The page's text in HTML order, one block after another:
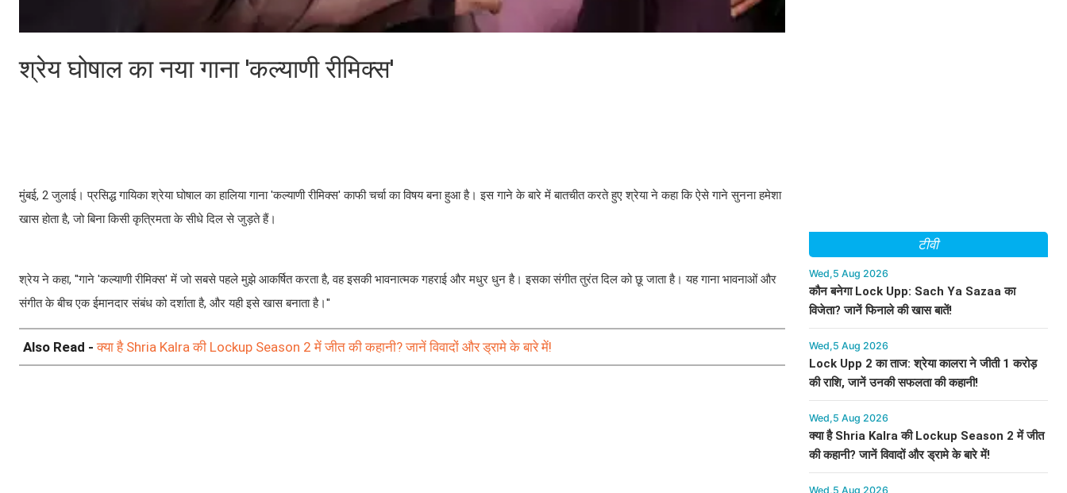
श्रेय घोषाल का नया गाना 'कल्याणी रीमिक्स'
मुंबई, 2 जुलाई। प्रसिद्ध गायिका श्रेया घोषाल का हालिया गाना 'कल्याणी रीमिक्स' काफी चर्चा का विषय बना हुआ है। इस गाने के बारे में बातचीत करते हुए श्रेया ने कहा कि ऐसे गाने सुनना हमेशा
खास होता है, जो बिना किसी कृत्रिमता के सीधे दिल से जुड़ते हैं।
श्रेय ने कहा, ''गाने 'कल्याणी रीमिक्स' में जो सबसे पहले मुझे आकर्षित करता है, वह इसकी भावनात्मक गहराई और मधुर धुन है। इसका संगीत तुरंत दिल को छू जाता है। यह गाना भावनाओं और
संगीत के बीच एक ईमानदार संबंध को दर्शाता है, और यही इसे खास बनाता है।''
Also Read -क्या है Shria Kalra की Lockup Season 2 में जीत की कहानी? जानें विवादों और ड्रामे के बारे में!
टीवी
Wed,5 Aug 2026
कौन बनेगा Lock Upp: Sach Ya Sazaa का
विजेता? जानें फिनाले की खास बातें!
Wed,5 Aug 2026
Lock Upp 2 का ताज: श्रेया कालरा ने जीती 1 करोड़
की राशि, जानें उनकी सफलता की कहानी!
Wed,5 Aug 2026
क्या है Shria Kalra की Lockup Season 2 में जीत
की कहानी? जानें विवादों और ड्रामे के बारे में!
Wed,5 Aug 2026